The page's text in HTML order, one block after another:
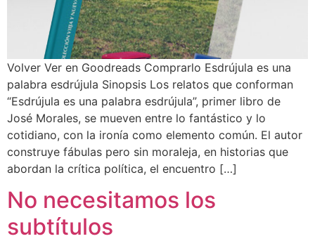
Volver Ver en Goodreads Comprarlo Esdrújula es una
palabra esdrújula Sinopsis Los relatos que conforman
“Esdrújula es una palabra esdrújula”, primer libro de
José Morales, se mueven entre lo fantástico y lo
cotidiano, con la ironía como elemento común. El autor
construye fábulas pero sin moraleja, en historias que
abordan la crítica política, el encuentro […]
No necesitamos los
subtítulos